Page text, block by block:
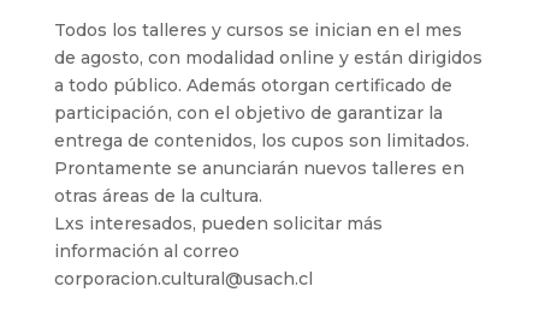
Todos los talleres y cursos se inician en el mes
de agosto, con modalidad online y están dirigidos
a todo público. Además otorgan certificado de
participación, con el objetivo de garantizar la
entrega de contenidos, los cupos son limitados.
Prontamente se anunciarán nuevos talleres en
otras áreas de la cultura.
Lxs interesados, pueden solicitar más
información al correo
corporacion.cultural@usach.cl